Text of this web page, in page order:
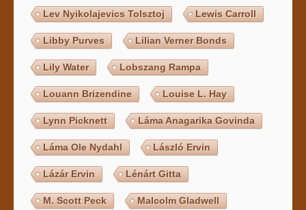
Lev Nyikolajevics Tolsztoj Lewis Carroll
Libby Purves Lilian Verner Bonds
Lily Water Lobszang Rampa
Louann Brizendine Louise L. Hay
Lynn Picknett Láma Anagarika Govinda
Láma Ole Nydahl László Ervin
Lázár Ervin Lénárt Gitta
M. Scott Peck Malcolm Gladwell